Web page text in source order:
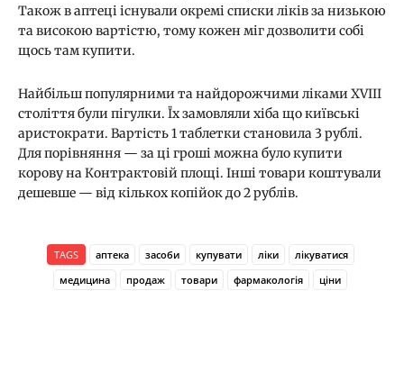
Також в аптеці існували окремі списки ліків за низькою
та високою вартістю, тому кожен міг дозволити собі
щось там купити.
Найбільш популярними та найдорожчими ліками XVIII
століття були пігулки. Їх замовляли хіба що київські
аристократи. Вартість 1 таблетки становила 3 ​​рублі.
Для порівняння — за ці гроші можна було купити
корову на Контрактовій площі. Інші товари коштували
дешевше — від кількох копійок до 2 рублів.
TAGS аптека засоби купувати ліки
лікуватися
медицина
продаж товари фармакологія ціни